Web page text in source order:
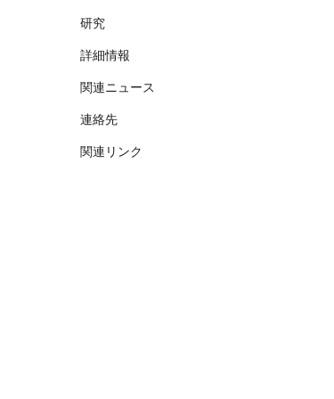
研究
詳細情報
関連ニュース
連絡先
関連リンク